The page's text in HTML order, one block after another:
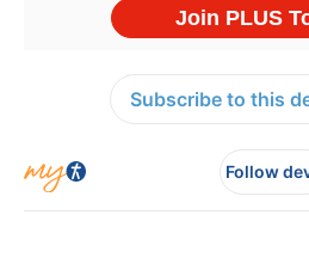
Subscribe to this
Follow